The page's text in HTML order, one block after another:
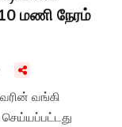
மணி நேரம்
வங்கி